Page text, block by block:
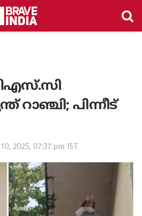
റാഞ്ചി; പിന്നീട്
2025, 07:37 pm IST